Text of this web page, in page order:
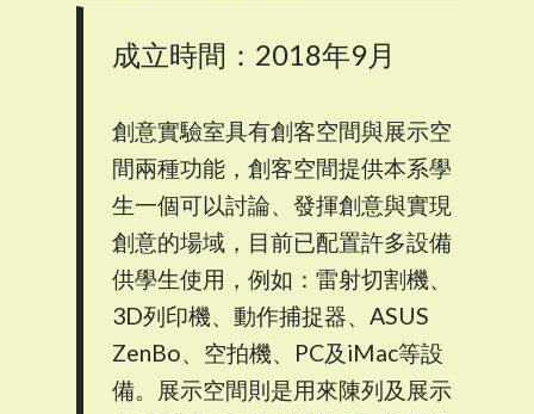
成立時間：2018年9月
創意實驗室具有創客空間與展示空
間兩種功能，創客空間提供本系學
生一個可以討論、發揮創意與實現
創意的場域，目前已配置許多設備
供學生使用，例如：雷射切割機、
3D列印機、動作捕捉器、ASUS
ZenBo、空拍機、PC及iMac等設
備。展示空間則是用來陳列及展示